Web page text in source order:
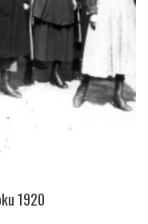
1920